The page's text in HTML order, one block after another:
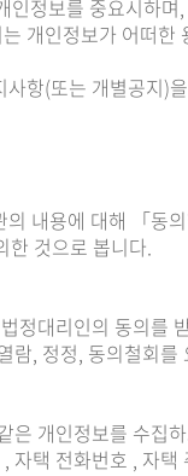
정보를 중요시하
개인정보가 어떠
항(또는 개별공지)
내용에 대해 「
한 것으로 봅니다.
정대리인의 동의를
, 정정, 동의철회
은 개인정보를 수집
택 전화번호 , 자